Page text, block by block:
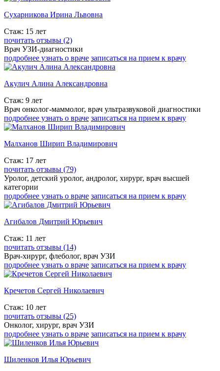
Сухарникова Ирина Львовна
Стаж: 15 лет
почитать отзывы (2)
Врач УЗИ-диагностики
подробнее узнать о враче записаться на прием к врачу
Акулич Алина Александровна
Стаж: 9 лет
Врач онколог-маммолог, врач ультразвуковой диагностики
подробнее узнать о враче записаться на прием к врачу
Малханов Ширип Владимирович
Стаж: 17 лет
почитать отзывы (79)
Уролог, детский уролог, андролог, хирург, врач высшей
категории
подробнее узнать о враче записаться на прием к врачу
Агибалов Дмитрий Юрьевич
Стаж: 11 лет
почитать отзывы (14)
Врач-хирург, флеболог, врач УЗИ
подробнее узнать о враче записаться на прием к врачу
Кречетов Сергей Николаевич
Стаж: 10 лет
почитать отзывы (25)
Онколог, хирург, врач УЗИ
подробнее узнать о враче записаться на прием к врачу
Шиленков Илья Юрьевич